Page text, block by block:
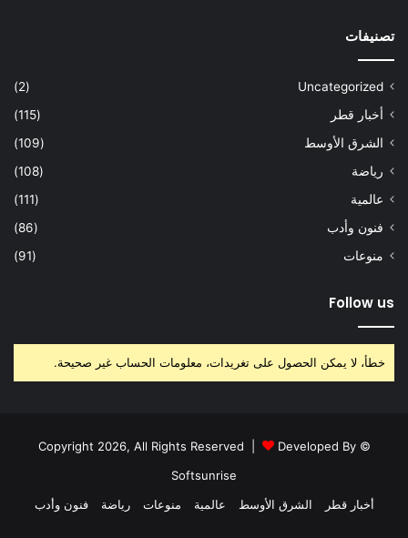
تصنيفات
Uncategorized
(2)
أخبار قطر
(115)
الشرق الأوسط
(109)
رياضة
(108)
عالمية
(111)
فنون وأدب
(86)
منوعات
(91)
Follow us
خطأ، لا يمكن الحصول على تغريدات، معلومات الحساب غير صحيحة.
© Copyright 2026, All Rights Reserved |
Developed By
Softsunrise
أخبار قطر
الشرق الأوسط عالمية منوعات رياضة فنون وأدب